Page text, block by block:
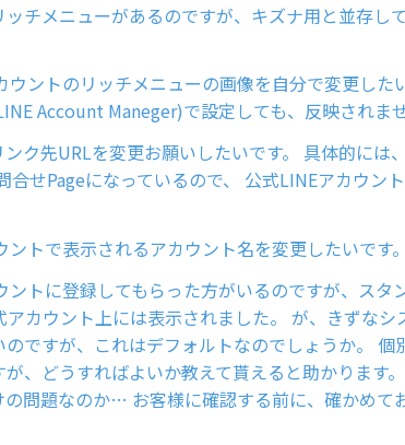
チメニューがあるのですが、キズナ用と並存し
ウントのリッチメニューの画像を自分で変更した
Account Maneger)で設定しても、反映されませ
ク先URLを変更お願いしたいです。 具体的には
合せPageになっているので、 公式LINEアカウン
トで表示されるアカウント名を変更したいです。
ントに登録してもらった方がいるのですが、スタ
アカウント上には表示されました。 が、きずなシ
ですが、これはデフォルトなのでしょうか。 個
、どうすればよいか教えて貰えると助かります
問題なのか… お客様に確認する前に、確かめて